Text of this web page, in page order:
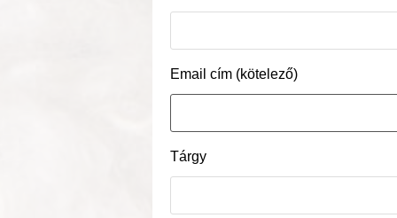
Email cím (kötelező)
Tárgy